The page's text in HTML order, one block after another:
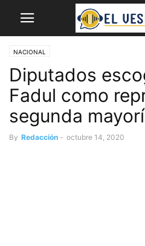
NACIONAL
Diputados
Fadul como
segunda
By Redacción - octubre 14, 2020